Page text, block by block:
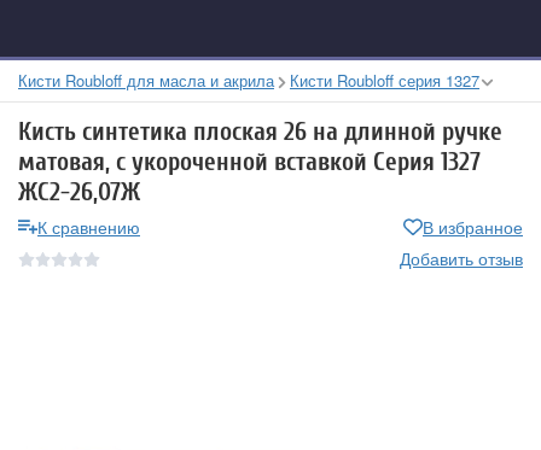
Кисти Roubloff для масла и акрила Кисти Roubloff серия 1327
Кисть синтетика плоская 26 на длинной ручке
матовая, с укороченной вставкой Серия 1327
ЖС2-26,07Ж
К сравнению
В избранное
Добавить отзыв